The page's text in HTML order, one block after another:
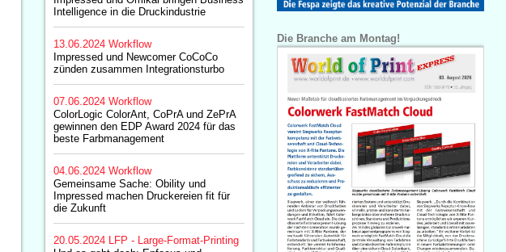
Intelligence in die Druckindustrie
13.06.2024 Workflow
Impressed und Newcomer CoCoCo
zünden zusammen Integrationsturbo
07.06.2024 Workflow
ColorLogic ColorAnt, CoPrA und ZePrA
gewinnen den EDP Award 2024 für das
beste Farbmanagement
04.06.2024 Workflow
Gemeinsame Sache: Obility und
Impressed machen Druckereien fit für
die Zukunft
20.05.2024
LFP - Large-Format-Printing
Die Branche am Montag!